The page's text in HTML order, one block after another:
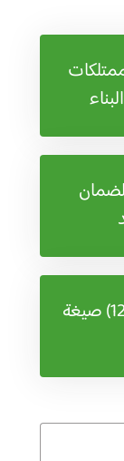
الممتلكات
عرض غنّي ويستجيب لاثني عشر (12) صيغة